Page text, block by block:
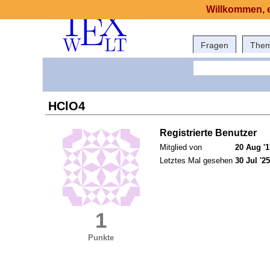
Fragen
HClO4
1
Punkte
Registrierte Benutzer
Mitglied von
20 Aug
Letztes Mal gesehen 30 Jul
Willkommen,